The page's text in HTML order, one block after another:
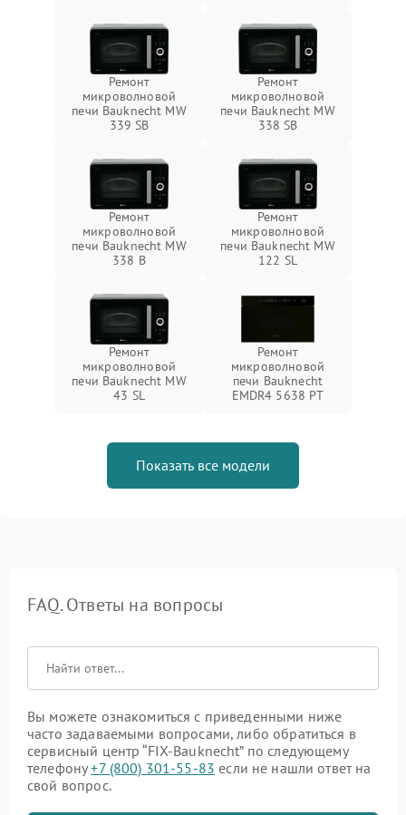
Ремонт
микроволновой
печи Bauknecht MW
339 SB
Ремонт
микроволновой
печи Bauknecht MW
338 SB
Ремонт
микроволновой
печи Bauknecht MW
338 B
Ремонт
микроволновой
печи Bauknecht MW
122 SL
Ремонт
микроволновой
печи Bauknecht MW
43 SL
Ремонт
микроволновой
печи Bauknecht
EMDR4 5638 PT
Показать все модели
FAQ. Ответы на вопросы
Вы можете ознакомиться с приведенными ниже
часто задаваемыми вопросами, либо обратиться в
сервисный центр “FIX-Bauknecht” по следующему
телефону+7 (800) 301-55-83 если не нашли ответ на
свой вопрос.